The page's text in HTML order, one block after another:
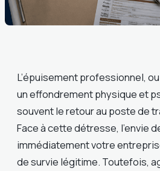
L’épuisement professionnel,
un effondrement physique et
souvent le retour au poste de
Face à cette détresse, l’envie
immédiatement votre
de survie légitime. Toutefois,